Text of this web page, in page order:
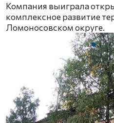
Компания выиграла
комплексное развитие
Ломоносовском округе.